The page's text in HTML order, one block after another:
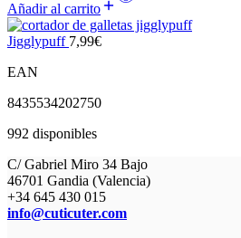
Añadir al carrito
Jigglypuff 7,99€
EAN
8435534202750
992 disponibles
C/ Gabriel Miro 34 Bajo
46701 Gandia (Valencia)
+34 645 430 015
info@cuticuter.com